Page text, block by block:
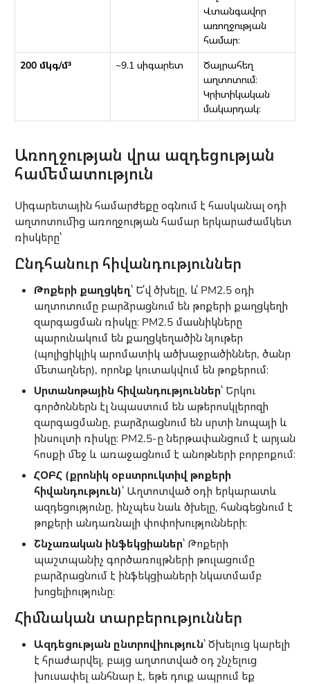
Վտանգավոր
առողջության
համար։
200 մկգ/մ³
~9.1 սիգարետ
Ծայրահեղ
աղտոտում։
Կրիտիկական
մակարդակ։
Առողջության վրա ազդեցության
համեմատություն
Սիգարետային համարժեքը օգնում է հասկանալ օդի
աղտոտումից առողջության համար երկարաժամկետ
ռիսկերը՝
Ընդհանուր հիվանդություններ
Թոքերի քաղցկեղ՝ Ե՛վ ծխելը, և՛ PM2.5 օդի
աղտոտումը բարձրացնում են թոքերի քաղցկեղի
զարգացման ռիսկը։ PM2.5 մասնիկները
պարունակում են քաղցկեղածին նյութեր
(պոլիցիկլիկ արոմատիկ ածխաջրածիններ, ծանր
մետաղներ), որոնք կուտակվում են թոքերում։
Սրտանոթային հիվանդություններ՝ Երկու
գործոններն էլ նպաստում են աթերոսկլերոզի
զարգացմանը, բարձրացնում են սրտի նոպայի և
ինսուլտի ռիսկը։ PM2.5-ը ներթափանցում է արյան
հոսքի մեջ և առաջացնում է անոթների բորբոքում։
ՀՕԲՀ (քրոնիկ օբստրուկտիվ թոքերի
հիվանդություն)՝ Աղտոտված օդի երկարատև
ազդեցությունը, ինչպես նաև ծխելը, հանգեցնում է
թոքերի անդառնալի փոփոխությունների։
Շնչառական ինֆեկցիաներ՝ Թոքերի
պաշտպանիչ գործառույթների թուլացումը
բարձրացնում է ինֆեկցիաների նկատմամբ
խոցելիությունը։
Հիմնական տարբերություններ
Ազդեցության ընտրովիություն՝ Ծխելուց կարելի
է հրաժարվել, բայց աղտոտված օդ շնչելուց
խուսափել անհնար է, եթե դուք ապրում եք